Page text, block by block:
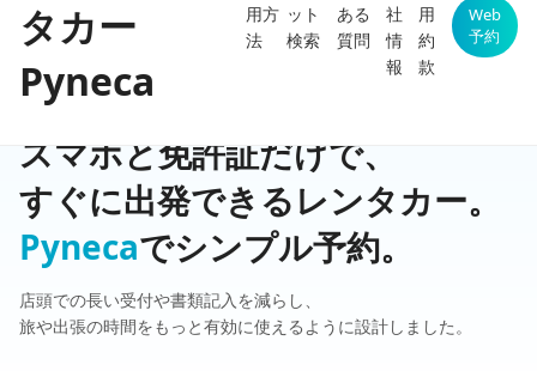
タカー
Pyneca
用方
法
ット
検索
ある
質問
社
情
報
用
約
款
Web
予約
スマホと免許証だけで、
すぐに出発できるレンタカー。
Pynecaでシンプル予約。
店頭での長い受付や書類記入を減らし、
旅や出張の時間をもっと有効に使えるように設計しました。